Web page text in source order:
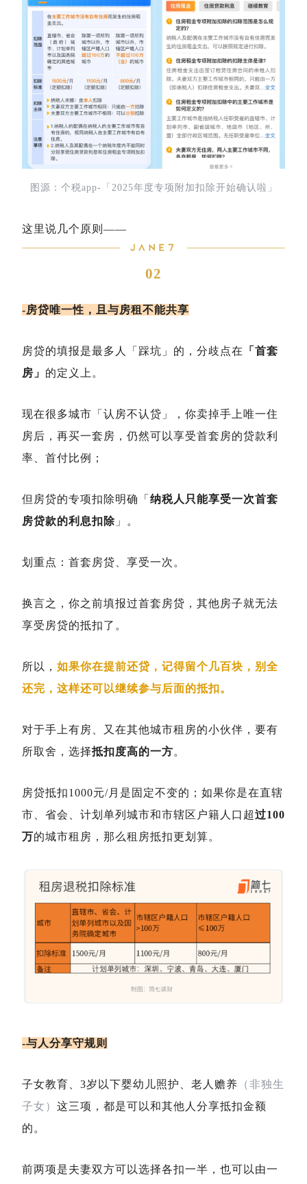
图源：个税app-「2025年度专项附加扣除开始确认啦」
这里说几个原则——
02
-房贷唯一性，且与房租 不能共享
房贷的填报是最多人「踩坑」的，分歧点在
「首套
房」 的定义上。
现在很多城市「认房不认贷」，你卖掉手上唯一住
房后，再买一套房，仍然可以享受首套房的贷款利
率、首付比例；
但房贷的专项扣除明确「 纳税人只能享受一次首套
房贷款的利息扣除 」。
划重点：首套房贷、享受一次。
换言之，你之前填报过首套房贷，其他房子就无法
享受房贷的抵扣了。
所以， 如果你在提前还贷，记得留个几百块，别全
还完，这样还可以继续参与后面的抵扣。
对于手上有房、又在其他城市租房的小伙伴，要有
所取舍，选择抵扣度高的一方。
房贷抵扣1000元/月是固定不变的；如果你是在直辖
市、省会、计划单列城市和市辖区户籍人口超过100
万的城市租房，那么租房抵扣更划算。
-与人分享守规则
子女教育、3岁以下婴幼儿照护、老人赡养 （非独生
子女） 这三项，都是可以和其他人分享抵扣金额
的。
前两项是夫妻双方可以选择各扣一半，也可以由一